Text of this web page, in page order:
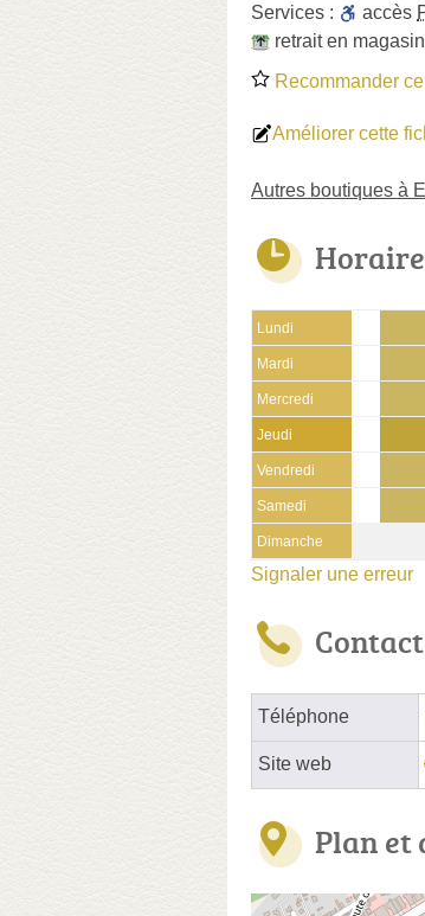
Services :
accès
retrait en magasin
Recommander
Améliorer cette
Autres boutiques à
Lundi
Mardi
Mercredi
Jeudi
Vendredi
Samedi
Dimanche
Signaler une erreur
Contact
Téléphone
Site web
Plan et